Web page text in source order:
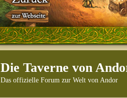
Die Taverne von
Das offizielle Forum zur Welt von Andor